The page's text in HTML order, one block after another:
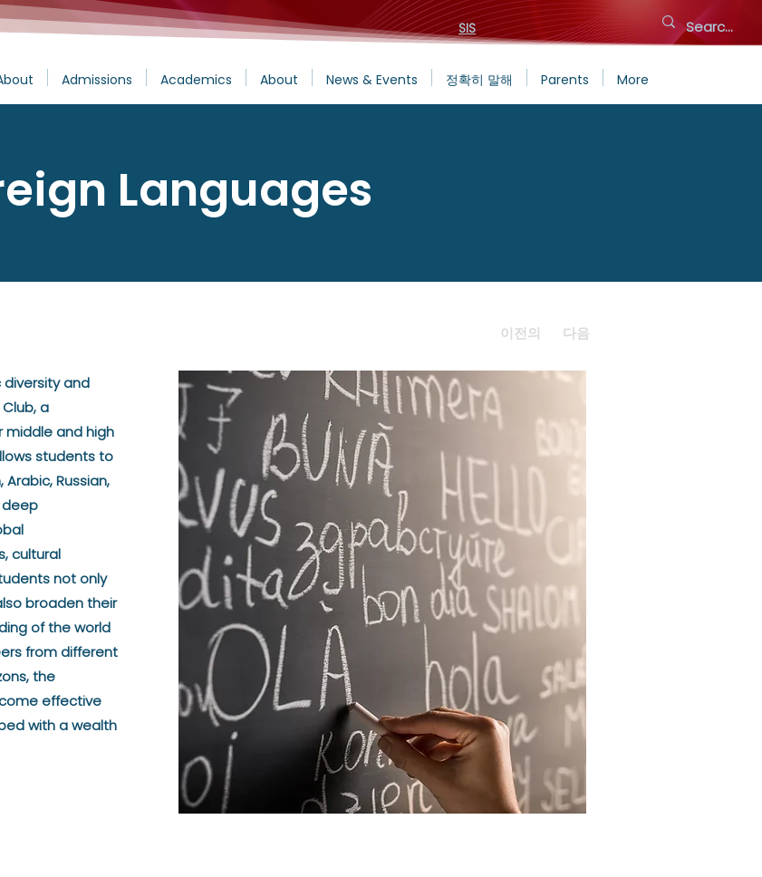
SIS
Admissions Academics About News & Events 정확히 말해 Parents More
Languages
diversity and
a
and high
students to
Russian,
deep
cultural
not only
broaden their
of the world
from different
the
effective
with a wealth
이전의 다음